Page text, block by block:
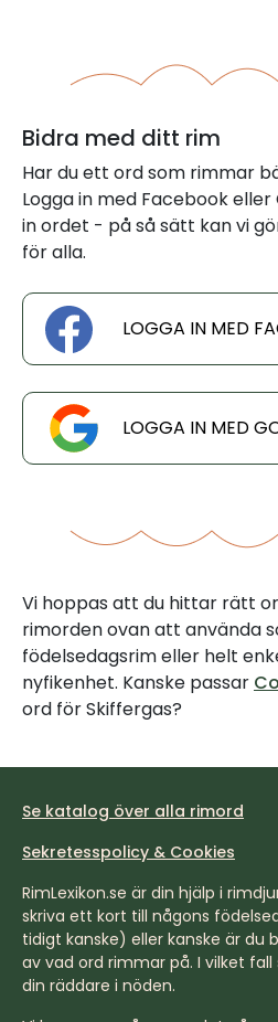
Bidra med ditt rim
Har du ett ord som rimmar
Logga in med Facebook
in ordet - på så sätt kan vi
för alla.
LOGGA IN MED
LOGGA IN MED
Vi hoppas att du hittar rätt
rimorden ovan att använda
födelsedagsrim eller helt
nyfikenhet. Kanske passar
ord för Skiffergas?
Se katalog över alla rimord
Sekretesspolicy & Cookies
RimLexikon.se är din hjälp i
skriva ett kort till någons
tidigt kanske) eller kanske är du
av vad ord rimmar på. I vilket fall
din räddare i nöden.